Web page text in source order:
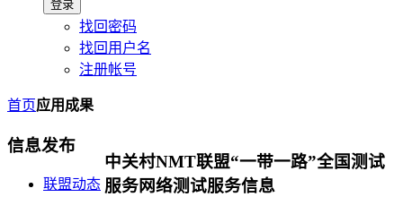
登录
找回密码
找回用户名
注册帐号
首页应用成果
中关村NMT联盟“一带一路”全国测试
服务网络测试服务信息
信息发布
联盟动态